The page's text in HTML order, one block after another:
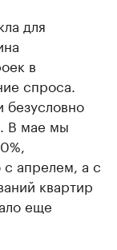
для
в
спроса.
безусловно
В мае мы
апрелем, а с
квартир
еще